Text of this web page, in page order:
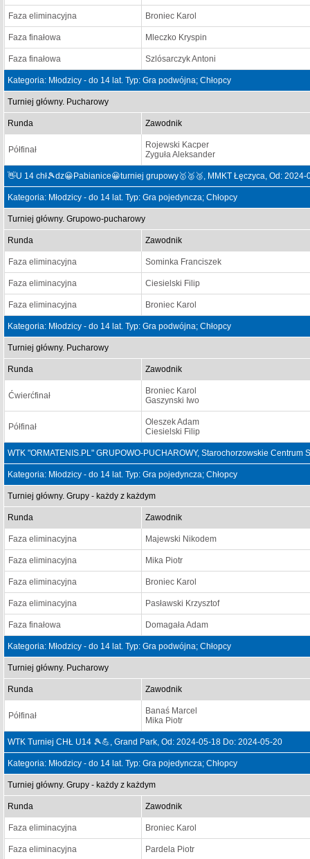
Faza eliminacyjna Broniec Karol
Faza finałowa Mleczko Kryspin
Faza finałowa Szlósarczyk Antoni
Kategoria: Młodzicy - do 14 lat. Typ: Gra podwójna; Chłopcy
Turniej główny. Pucharowy
Runda Zawodnik
Półfinał
Rojewski Kacper
Zyguła Aleksander
👋U 14 chł🎾dz😀Pabianice😀turniej grupowy🥇🥈🥉, MMKT Łęczyca, Od:
Kategoria: Młodzicy - do 14 lat. Typ: Gra pojedyncza; Chłopcy
Turniej główny. Grupowo-pucharowy
Runda Zawodnik
Faza eliminacyjna Sominka Franciszek
Faza eliminacyjna Ciesielski Filip
Faza eliminacyjna Broniec Karol
Kategoria: Młodzicy - do 14 lat. Typ: Gra podwójna; Chłopcy
Turniej główny. Pucharowy
Runda Zawodnik
Ćwierćfinał
Broniec Karol
Gaszynski Iwo
Półfinał
Oleszek Adam
Ciesielski Filip
WTK "ORMATENIS.PL" GRUPOWO-PUCHAROWY, Starochorzowskie Centrum
Kategoria: Młodzicy - do 14 lat. Typ: Gra pojedyncza; Chłopcy
Turniej główny. Grupy - każdy z każdym
Runda Zawodnik
Faza eliminacyjna Majewski Nikodem
Faza eliminacyjna Mika Piotr
Faza eliminacyjna Broniec Karol
Faza eliminacyjna Pasławski Krzysztof
Faza finałowa Domagała Adam
Kategoria: Młodzicy - do 14 lat. Typ: Gra podwójna; Chłopcy
Turniej główny. Pucharowy
Runda Zawodnik
Półfinał
Banaś Marcel
Mika Piotr
WTK Turniej CHŁ U14 🎾💪, Grand Park, Od: 2024-05-18 Do: 2024-05-20
Kategoria: Młodzicy - do 14 lat. Typ: Gra pojedyncza; Chłopcy
Turniej główny. Grupy - każdy z każdym
Runda Zawodnik
Faza eliminacyjna Broniec Karol
Faza eliminacyjna Pardela Piotr